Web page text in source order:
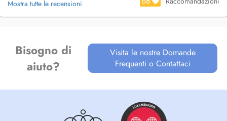
Mostra tutte le recensioni
Bisogno di
aiuto?
Visita le nostre Domande
Frequenti o Contattaci